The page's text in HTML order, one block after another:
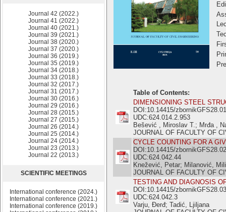
Journal 42 (2022.)
Journal 41 (2022.)
Journal 40 (2021.)
Journal 39 (2021.)
Journal 38 (2020.)
Journal 37 (2020.)
Journal 36 (2019.)
Journal 35 (2019.)
Journal 34 (2018.)
Journal 33 (2018.)
Journal 32 (2017.)
Journal 31 (2017.)
Journal 30 (2016.)
Journal 29 (2016.)
Journal 28 (2015.)
Journal 27 (2015.)
Journal 26 (2014.)
Journal 25 (2014.)
Journal 24 (2014.)
Journal 23 (2013.)
Journal 22 (2013.)
SCIENTIFIC MEETINGS
International conference (2024.)
International conference (2021.)
International conference (2019.)
Table of Contents:
DIMENSIONING STEEL
DOI:10.14415/zbornikGFS28.01
UDC:624.014.2.953
Bešević , Miroslav T.; Mrđa ,
JOURNAL OF FACULTY OF
CYCLE COUNTING FOR A
DOI:10.14415/zbornikGFS28.02
UDC:624.042.44
Knežević, Petar; Milanović,
JOURNAL OF FACULTY OF
TESTING AND DIAGNOSIS
DOI:10.14415/zbornikGFS28.03
UDC:624.042.3
Varju, Đerđ; Tadić, Ljiljana